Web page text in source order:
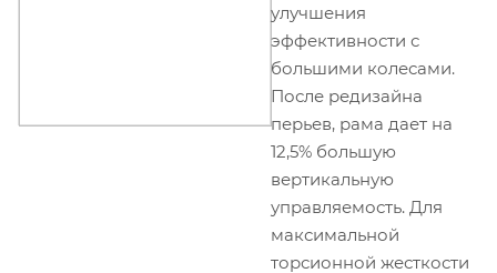
улучшения
эффективности с
большими колесами.
После редизайна
перьев, рама дает на
12,5% большую
вертикальную
управляемость. Для
максимальной
торсионной жесткости